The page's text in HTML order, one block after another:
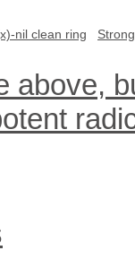
nil clean ring
above,